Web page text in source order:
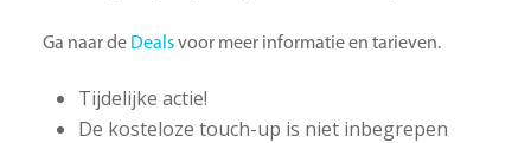
Ga naar de Dealsvoor meer informatie en tarieven.
Tijdelijke actie!
De kosteloze touch-up is niet inbegrepen